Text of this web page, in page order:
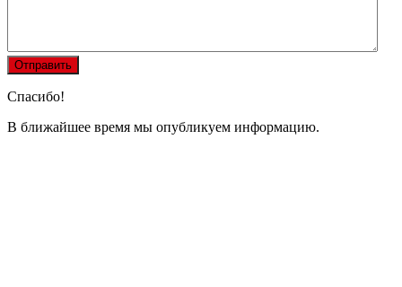
Спасибо!
В ближайшее время мы опубликуем информацию.